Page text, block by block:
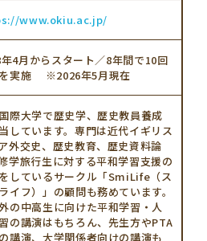
お問い合わせ
情報掲載について
サイトマップ
www.okiu.ac.jp/
4月からスタート／8年間で10回
実施 ※2026年5月現在
際大学で歴史学、歴史教員養成
しています。専門は近代イギリス
外交史、歴史教育、歴史資料論
学旅行生に対する平和学習支援の
しているサークル「SmiLife（ス
イフ）」の顧問も務めています。
の中高生に向けた平和学習・人
の講演はもちろん、先生方やPTA
講演、大学関係者向けの講演も